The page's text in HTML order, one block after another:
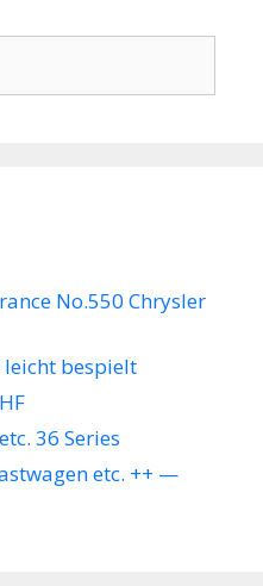
No.550 Chrysler
leicht bespielt
36 Series
etc. ++ —